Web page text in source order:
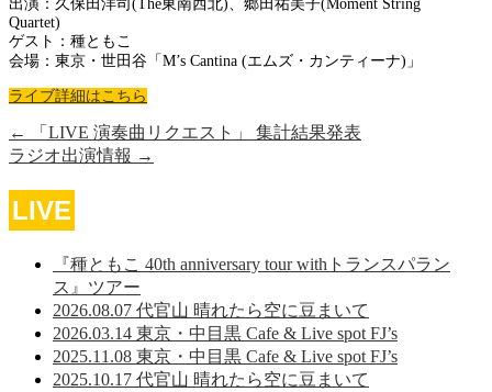
出演：久保田洋司(The東南西北)、郷田祐美子(Moment String
Quartet)
ゲスト：種ともこ
会場：東京・世田谷「M’s Cantina (エムズ・カンティーナ)」
ライブ詳細はこちら
←
「LIVE 演奏曲リクエスト」 集計結果発表
ラジオ出演情報 →
LIVE
『種ともこ 40th anniversary tour withトランスパラン
ス』ツアー
2026.08.07 代官山 晴れたら空に豆まいて
2026.03.14 東京・中目黒 Cafe & Live spot FJ’s
2025.11.08 東京・中目黒 Cafe & Live spot FJ’s
2025.10.17 代官山 晴れたら空に豆まいて